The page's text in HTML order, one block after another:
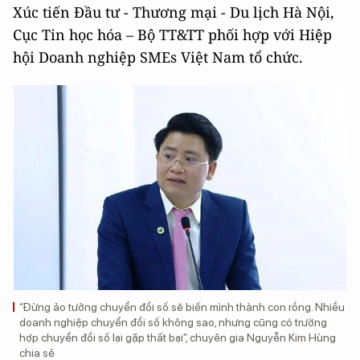
Xúc tiến Đầu tư - Thương mại - Du lịch Hà Nội,
Cục Tin học hóa – Bộ TT&TT phối hợp với Hiệp
hội Doanh nghiệp SMEs Việt Nam tổ chức.
“Đừng ảo tưởng chuyển đổi số sẽ biến mình thành con rồng. Nhiều
doanh nghiệp chuyển đổi số không sao, nhưng cũng có trường
hợp chuyển đổi số lại gặp thất bại”, chuyên gia Nguyễn Kim Hùng
chia sẻ